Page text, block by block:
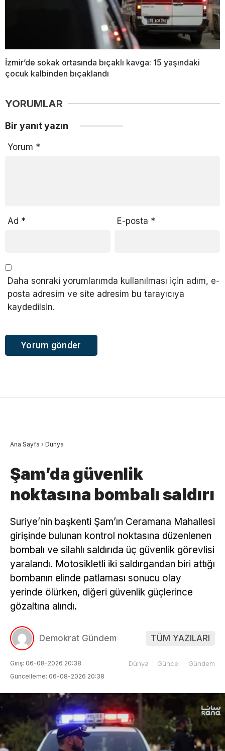
İzmir’de sokak ortasında bıçaklı kavga: 15 yaşındaki
çocuk kalbinden bıçaklandı
YORUMLAR
Bir yanıt yazın
Yorum *
Ad * E-posta *
Daha sonraki yorumlarımda kullanılması için adım, e-
posta adresim ve site adresim bu tarayıcıya
kaydedilsin.
Ana Sayfa › Dünya
Şam’da güvenlik
noktasına bombalı saldırı
Suriye’nin başkenti Şam’ın Ceramana Mahallesi
girişinde bulunan kontrol noktasına düzenlenen
bombalı ve silahlı saldırıda üç güvenlik görevlisi
yaralandı. Motosikletli iki saldırgandan biri attığı
bombanın elinde patlaması sonucu olay
yerinde ölürken, diğeri güvenlik güçlerince
gözaltına alındı.
Demokrat Gündem TÜM YAZILARI
Giriş: 06-08-2026 20:38
Güncelleme: 06-08-2026 20:38
Dünya Güncel Gündem